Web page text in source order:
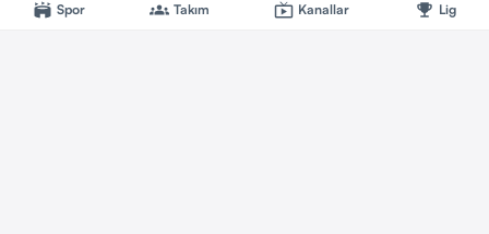
Spor Takım Kanallar Lig